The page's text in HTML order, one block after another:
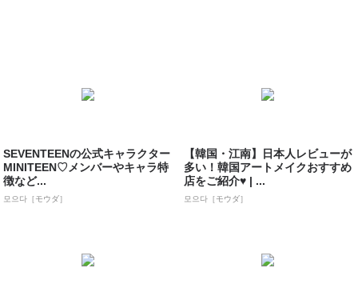
SEVENTEENの公式キャラクター
MINITEEN♡メンバーやキャラ特
徴など...
모으다［モウダ］
【韓国・江南】日本人レビューが
多い！韓国アートメイクおすすめ
店をご紹介♥ | ...
모으다［モウダ］